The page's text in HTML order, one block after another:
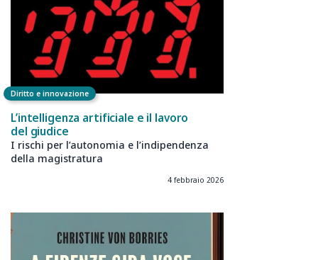
Diritto e innovazione
L’intelligenza artificiale e il lavoro
del giudice
I rischi per l’autonomia e l’indipendenza
della magistratura
4 febbraio 2026